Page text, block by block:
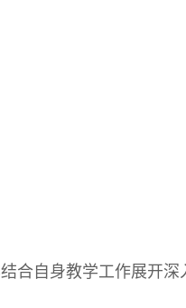
合自身教学工作展开